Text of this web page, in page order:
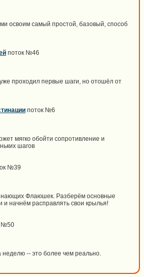
освоим самый простой, базовый, способ
поток №46
проходил первые шаги, но отошёл от
поток №6
мягко обойти сопротивление и
шагов
№39
Флаюшек. Разберём основные
и начнём расправлять свои крылья!
№50
-- это более чем реально.